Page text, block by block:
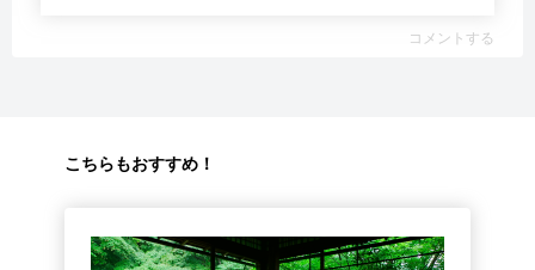
コメントする
こちらもおすすめ！